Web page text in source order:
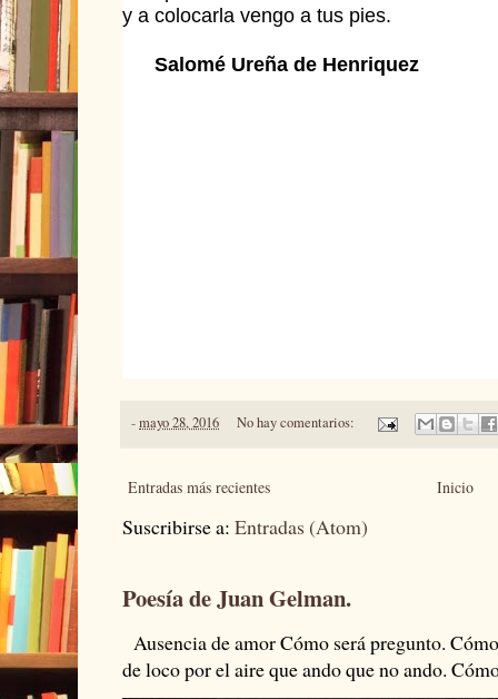
y a colocarla vengo a tus pies.
Salomé Ureña de Henriquez
-mayo 28, 2016 No hay comentarios:
Entradas más recientes Inicio
Suscribirse a: Entradas (Atom)
Poesía de Juan Gelman.
Ausencia de amor Cómo será pregunto.
de loco por el aire que ando que no ando.